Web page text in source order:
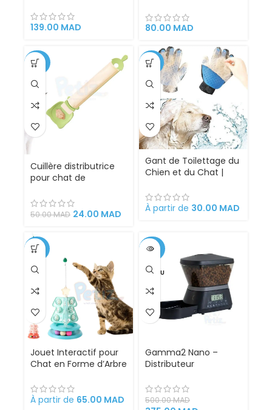
139.00 MAD 80.00 MAD
-52%
Cuillère distributrice
pour chat de
50.00MAD 24.00 MAD
-33%
Gant de Toilettage du
Chien et du Chat |
Brossage, Massage,
Bain et Récupération
Silicone Convient à
Toutes Tailles de
Pelage.
À partir de 30.00 MAD
-32%
Jouet Interactif pour
Chat en Forme d’Arbre
Rotative & Plume
Amusante –
À partir de 65.00 MAD
-25%
VENDU
Gamma2 Nano –
Distributeur
Chats et Petits Chiens
avec Timer
500.00MAD